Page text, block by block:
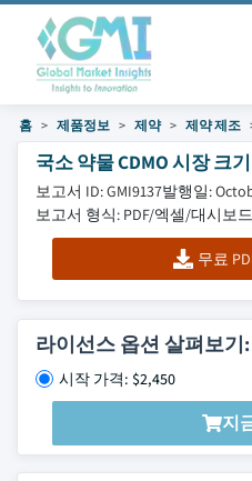
홈 제품정보 제약 제약 제조
국소 약물 CDMO 시장 크
보고서 ID: GMI9137발행일:
보고서 형식: PDF/엑셀/대시보
무료
라이선스 옵션 살펴보기:
시작 가격: $2,450
지